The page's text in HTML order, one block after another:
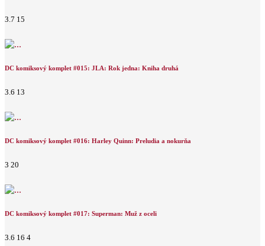
3.7 15
DC komiksový komplet #015: JLA: Rok jedna: Kniha druhá
3.6 13
DC komiksový komplet #016: Harley Quinn: Preludia a nokurňa
3 20
DC komiksový komplet #017: Superman: Muž z oceli
3.6 16 4